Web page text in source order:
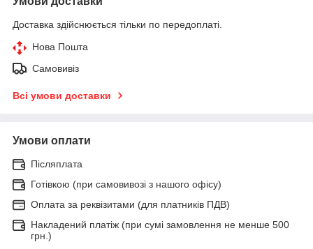
Доставка здійснюється тільки по передоплаті.
Нова Пошта
Самовивіз
Всі умови доставки
Умови оплати
Післяплата
Готівкою (при самовивозі з нашого офісу)
Оплата за реквізитами (для платників ПДВ)
Накладений платіж (при сумі замовлення не менше 500
грн.)